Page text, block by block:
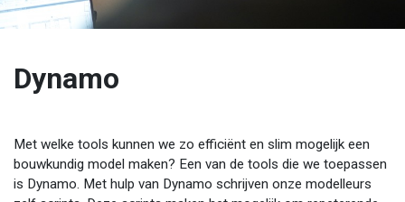
Dynamo
Met welke tools kunnen we zo efficiënt en slim mogelijk een
bouwkundig model maken? Een van de tools die we toepassen
is Dynamo. Met hulp van Dynamo schrijven onze modelleurs